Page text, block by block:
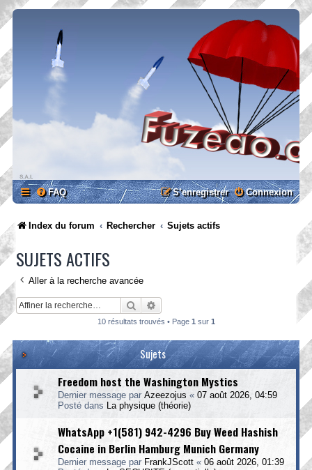
FAQ Connexion
S’enregistrer
Index du forum Rechercher Sujets actifs
SUJETS ACTIFS
Aller à la recherche avancée
Rechercher
10 résultats trouvés • Page 1 sur 1
Sujets
Freedom host the Washington Mystics
Dernier message par Azeezojus « 07 août 2026, 04:59
Posté dans
La physique (théorie)
WhatsApp +1(581) 942-4296 Buy Weed Hashish
Cocaine in Berlin Hamburg Munich Germany
Dernier message par FrankJScott « 06 août 2026, 01:39